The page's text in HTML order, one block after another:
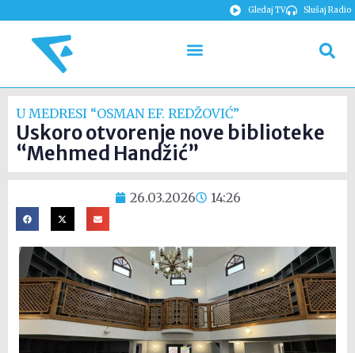
Gledaj TV Slušaj Radio
U MEDRESI “OSMAN EF. REDŽOVIĆ”
Uskoro otvorenje nove biblioteke
“Mehmed Handžić”
26.03.2026 14:26